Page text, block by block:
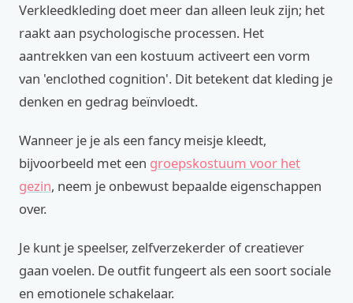
Verkleedkleding doet meer dan alleen leuk zijn; het
raakt aan psychologische processen. Het
aantrekken van een kostuum activeert een vorm
van 'enclothed cognition'. Dit betekent dat kleding je
denken en gedrag beïnvloedt.
Wanneer je je als een fancy meisje kleedt,
bijvoorbeeld met een groepskostuum voor het
gezin, neem je onbewust bepaalde eigenschappen
over.
Je kunt je speelser, zelfverzekerder of creatiever
gaan voelen. De outfit fungeert als een soort sociale
en emotionele schakelaar.